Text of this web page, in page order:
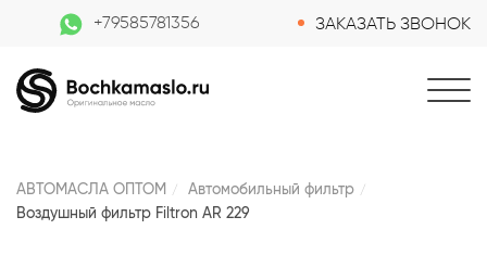
+79585781356 ЗАКАЗАТЬ ЗВОНОК
АВТОМАСЛА ОПТОМ
Автомобильный фильтр
Воздушный фильтр Filtron AR 229